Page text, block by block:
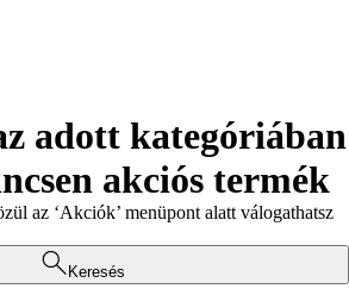
adott kategóriában
akciós termék
az ‘Akciók’ menüpont alatt válogathatsz
Keresés